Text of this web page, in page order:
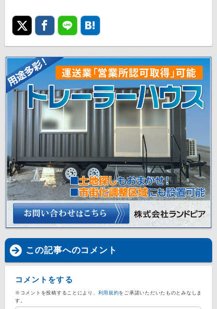
この記事へのコメント
コメントをする
※コメントを投稿することにより、 利用規約をご承諾いただいたものとみなしま
す。